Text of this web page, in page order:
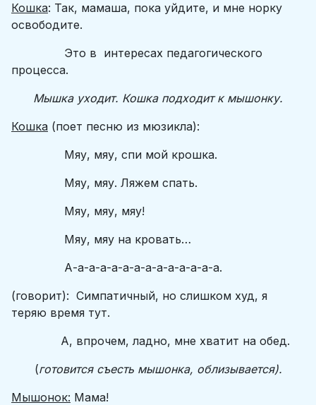
Кошка: Так, мамаша, пока уйдите, и мне норку
освободите.
Это в интересах педагогического
процесса.
Мышка уходит. Кошка подходит к мышонку.
Кошка (поет песню из мюзикла):
Мяу, мяу, спи мой крошка.
Мяу, мяу. Ляжем спать.
Мяу, мяу, мяу!
Мяу, мяу на кровать…
А-а-а-а-а-а-а-а-а-а-а-а-а-а.
(говорит): Симпатичный, но слишком худ, я
теряю время тут.
А, впрочем, ладно, мне хватит на обед.
(готовится съесть мышонка, облизывается).
Мышонок: Мама!